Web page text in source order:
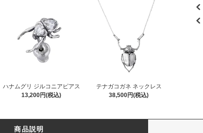
ハナムグリ ジルコニアピアス
13,200円(税込)
テナガコガネ ネックレス
38,500円(税込)
商品説明